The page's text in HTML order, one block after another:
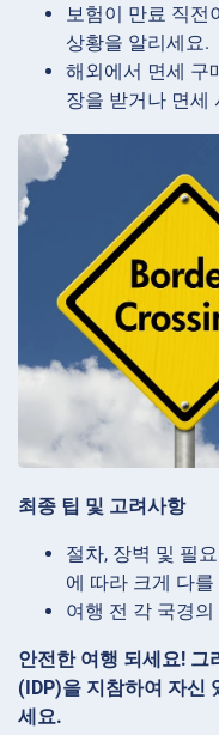
보험이 만료 직전
상황을 알리세요.
해외에서 면세 구
장을 받거나 면세
최종 팁 및 고려사항
절차, 장벽 및 필
에 따라 크게 다
여행 전 각 국경
안전한 여행 되세요! 그
(IDP)을 지참하여 자신
세요.